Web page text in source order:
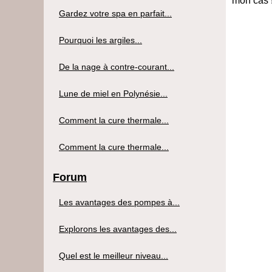
Gardez votre spa en parfait...
Pourquoi les argiles...
De la nage à contre-courant...
Lune de miel en Polynésie...
Comment la cure thermale...
Comment la cure thermale...
Forum
Les avantages des pompes à...
Explorons les avantages des...
Quel est le meilleur niveau...